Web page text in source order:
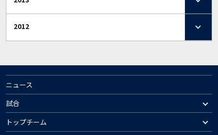
2012
ニュース
試合
トップチーム